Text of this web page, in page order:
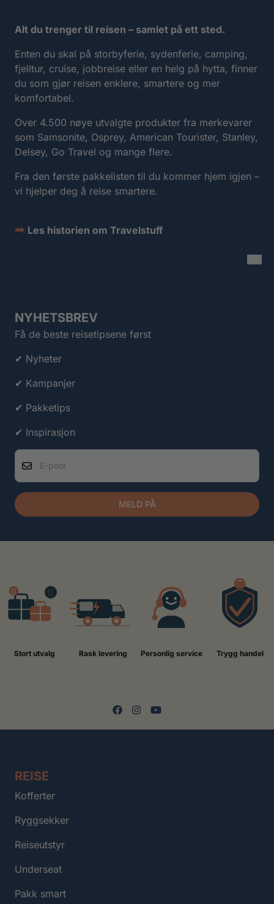
Alt du trenger til reisen – samlet på ett sted.
Enten du skal på storbyferie, sydenferie, camping,
fjelltur, cruise, jobbreise eller en helg på hytta, finner
du som gjør reisen enklere, smartere og mer
komfortabel.
Over 4.500 nøye utvalgte produkter fra merkevarer
som Samsonite, Osprey, American Tourister, Stanley,
Delsey, Go Travel og mange flere.
Fra den første pakkelisten til du kommer hjem igjen –
vi hjelper deg å reise smartere.
➡ Les historien om Travelstuff
NYHETSBREV
Få de beste reisetipsene først
✔ Nyheter
✔ Kampanjer
✔ Pakketips
✔ Inspirasjon
E-post
MELD PÅ
Stort utvalg Rask levering Personlig service Trygg handel
REISE
Kofferter
Ryggsekker
Reiseutstyr
Underseat
Pakk smart